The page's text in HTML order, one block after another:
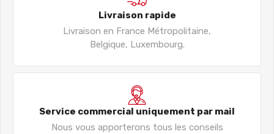
Livraison rapide
Livraison en France Métropolitaine,
Belgique, Luxembourg.
Service commercial uniquement par mail
Nous vous apporterons tous les conseils